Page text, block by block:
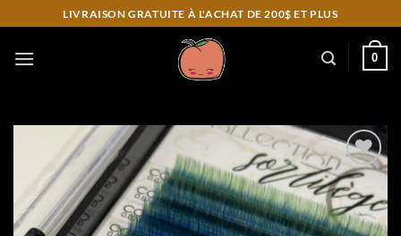
to
content
LIVRAISON GRATUITE À L'ACHAT DE 200$ ET PLUS
0
Add to
wishlist